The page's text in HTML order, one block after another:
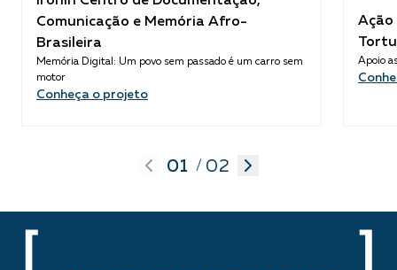
Comunicação e Memória Afro-
Brasileira
Memória Digital: Um povo sem passado é um carro sem
motor
Conheça o projeto
Ação
Apoio
01 / 02